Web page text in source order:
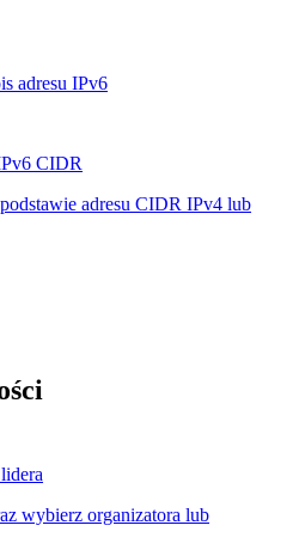
adresu IPv6
CIDR
adresu CIDR IPv4 lub
wybierz organizatora lub